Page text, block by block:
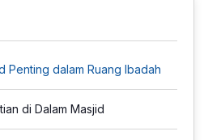
Penting dalam Ruang Ibadah
di Dalam Masjid